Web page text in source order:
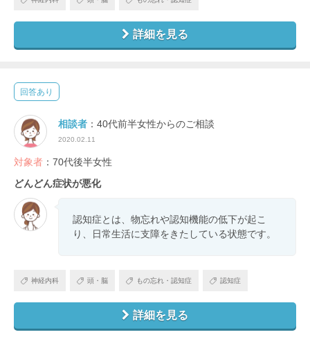
詳細を見る
回答あり
相談者 ：40代前半女性からのご相談
2020.02.11
対象者 ：70代後半女性
どんどん症状が悪化
認知症とは、物忘れや認知機能の低下が起こ
り、日常生活に支障をきたしている状態です。
神経内科 頭・脳 もの忘れ・認知症 認知症
詳細を見る